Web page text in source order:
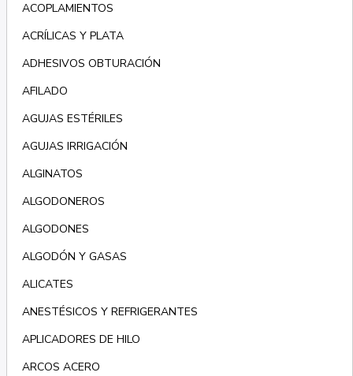
ACOPLAMIENTOS
ACRÍLICAS Y PLATA
ADHESIVOS OBTURACIÓN
AFILADO
AGUJAS ESTÉRILES
AGUJAS IRRIGACIÓN
ALGINATOS
ALGODONEROS
ALGODONES
ALGODÓN Y GASAS
ALICATES
ANESTÉSICOS Y REFRIGERANTES
APLICADORES DE HILO
ARCOS ACERO